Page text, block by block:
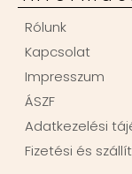
Rólunk
Kapcsolat
Impresszum
ÁSZF
Adatkezelési
Fizetési és